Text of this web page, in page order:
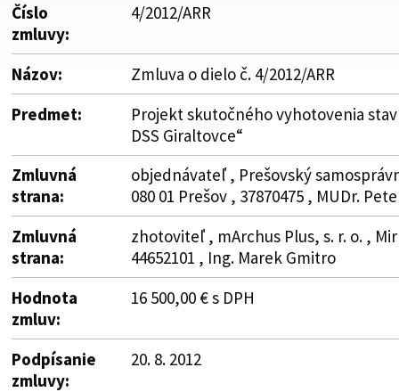
Číslo
zmluvy:
4/2012/ARR
Názov:
Zmluva o dielo č. 4/2012/ARR
Predmet:
Projekt skutočného vyhotovenia
DSS Giraltovce“
Zmluvná
strana:
objednávateľ , Prešovský
080 01 Prešov , 37870475 , MUDr.
Zmluvná
strana:
zhotoviteľ , mArchus Plus, s. r. o. ,
44652101 , Ing. Marek Gmitro
Hodnota
zmluv:
16 500,00 € s DPH
Podpísanie
zmluvy:
20. 8. 2012